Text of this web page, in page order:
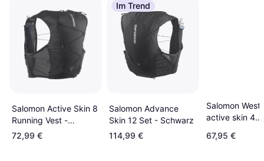
Salomon Active Skin 8
Running Vest -
Black/Metal
72,99 €
Im Trend
Salomon Advance
Skin 12 Set - Schwarz
114,99 €
Salomon
active skin 4
67,95 €